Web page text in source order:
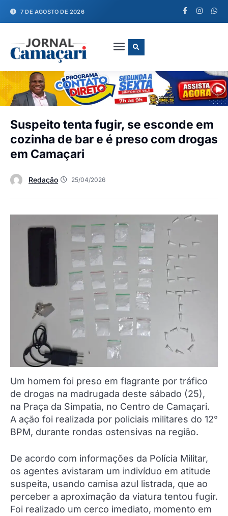
7 DE AGOSTO DE 2026
Suspeito tenta fugir, se esconde em
cozinha de bar e é preso com drogas
em Camaçari
Redação 25/04/2026
Um homem foi preso em flagrante por tráfico
de drogas na madrugada deste sábado (25),
na Praça da Simpatia, no Centro de Camaçari.
A ação foi realizada por policiais militares do 12°
BPM, durante rondas ostensivas na região.
De acordo com informações da Polícia Militar,
os agentes avistaram um indivíduo em atitude
suspeita, usando camisa azul listrada, que ao
perceber a aproximação da viatura tentou fugir.
Foi realizado um cerco imediato, momento em